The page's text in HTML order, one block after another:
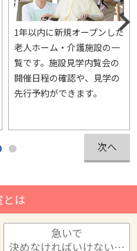
1年以内に新規オープンした
老人ホーム・介護施設の一
覧です。施設見学内覧会の
開催日程の確認や、見学の
先行予約ができます。
次へ
は